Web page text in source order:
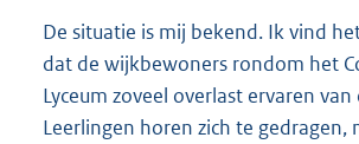
De situatie is mij bekend. Ik vind
dat de wijkbewoners rondom het
Lyceum zoveel overlast ervaren van
Leerlingen horen zich te gedragen,